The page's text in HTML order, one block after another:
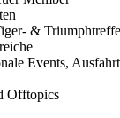
&
Events,
Offtopics